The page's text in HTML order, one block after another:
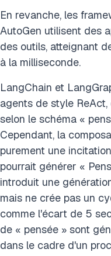
En revanche, les
AutoGen utilisent des
des outils, atteignant
à la milliseconde.
LangChain et
agents de style
selon le schéma «
Cependant, la
purement une
pourrait générer «
introduit une
mais ne crée pas un
comme l'écart de 5
de « pensée » sont
dans le cadre d'un